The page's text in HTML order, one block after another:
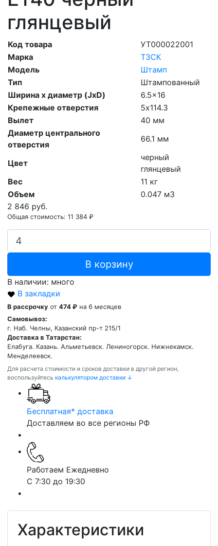
глянцевый
Код товара
УТ000022001
Марка
ТЗСК
Модель
Штамп
Тип
Штампованный
Ширина х диаметр (JxD)
6.5x16
Крепежные отверстия
5х114.3
Вылет
40 мм
Диаметр центрального
отверстия
66.1 мм
Цвет
черный
глянцевый
Вес
11 кг
Объем
0.047 м3
2 846 руб.
Общая стоимость: 11 384 ₽
В корзину
В наличии: много
В закладки
В рассрочку от 474 ₽ на 6 месяцев
Самовывоз:
г. Наб. Челны, Казанский пр-т 215/1
Доставка в Татарстан:
Елабуга. Казань. Альметьевск. Лениногорск. Нижнекамск.
Менделеевск.
Для расчета стоимости и сроков доставки в другой регион,
воспользуйтесь калькулятором доставки ↓
Бесплатная* доставка
Доставляем во все регионы РФ
Работаем Ежедневно
С 7:30 до 19:30
Характеристики